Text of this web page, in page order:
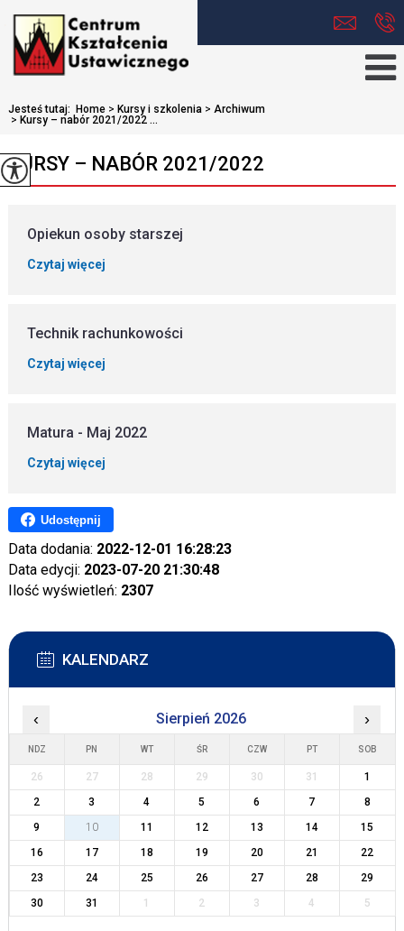
Jesteś tutaj: Home > Kursy i szkolenia > Archiwum
> Kursy – nabór 2021/2022 ...
KURSY – NABÓR 2021/2022
Opiekun osoby starszej
Czytaj więcej
Technik rachunkowości
Czytaj więcej
Matura - Maj 2022
Czytaj więcej
Udostępnij
Data dodania: 2022-12-01 16:28:23
Data edycji: 2023-07-20 21:30:48
Ilość wyświetleń: 2307
KALENDARZ
‹ Sierpień 2026 ›
NDZ PN WT ŚR CZW PT SOB
26 27 28 29 30 31
1
2
3 4 5 6 7
8
9
10 11 12 13 14
15
16
17 18 19 20 21
22
23
24 25 26 27 28
29
30
31 1 2 3 4 5